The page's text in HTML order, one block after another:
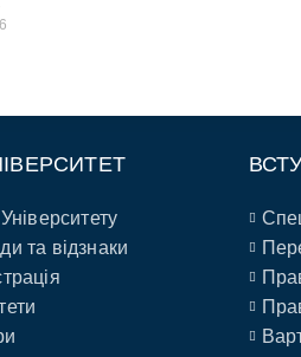
Університету
та відзнаки